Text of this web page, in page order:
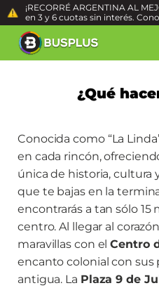
¡RECORRÉ ARGENTINA AL
en 3 y 6 cuotas sin interés.
¿Qué
Conocida como “La
en cada rincón,
única de historia, cultura
que te bajas en la
encontrarás a tan sólo
centro. Al llegar al
maravillas con elCentro
encanto colonial con sus
antigua. La Plaza 9 de